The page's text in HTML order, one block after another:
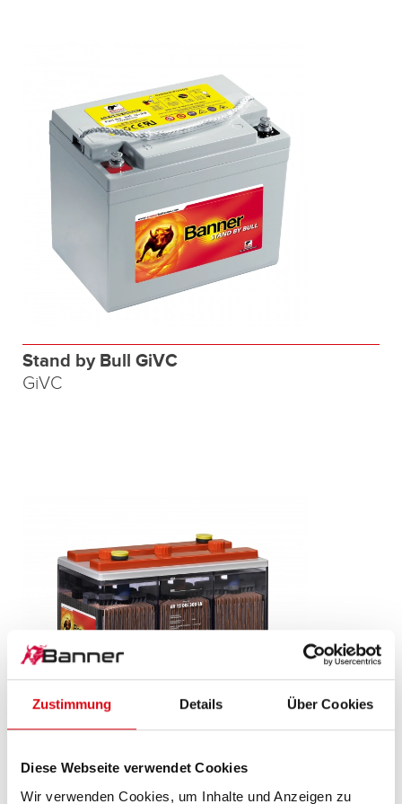
Zustimmung Details Über Cookies
Diese Webseite verwendet Cookies
Wir verwenden Cookies, um Inhalte und Anzeigen zu
Stand by Bull GiVC
GiVC
Stand by Bull Nass